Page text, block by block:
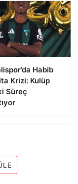
Habib
Krizi: Kulüp
Süreç